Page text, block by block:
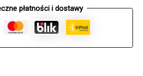
płatności i dostawy